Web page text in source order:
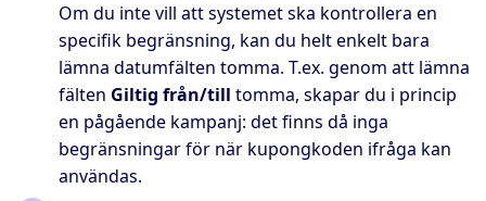
Om du inte vill att systemet ska kontrollera en
specifik begränsning, kan du helt enkelt bara
lämna datumfälten tomma. T.ex. genom att lämna
fälten Giltig från/till tomma, skapar du i princip
en pågående kampanj: det finns då inga
begränsningar för när kupongkoden ifråga kan
användas.